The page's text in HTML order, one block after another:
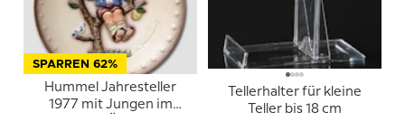
SPARREN 62%
Hummel Jahresteller
1977 mit Jungen im
Tellerhalter für kleine
Teller bis 18 cm